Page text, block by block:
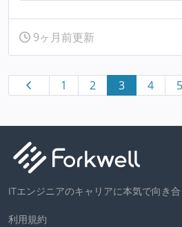
9ヶ月前更新
1 2 3 4 5
ITエンジニアのキャリアに本気で向き
利用規約